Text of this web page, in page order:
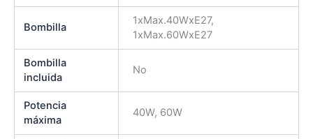
Bombilla
1xMax.40WxE27,
1xMax.60WxE27
Bombilla
incluida
No
Potencia
máxima
40W, 60W